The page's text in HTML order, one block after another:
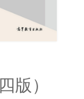
版）